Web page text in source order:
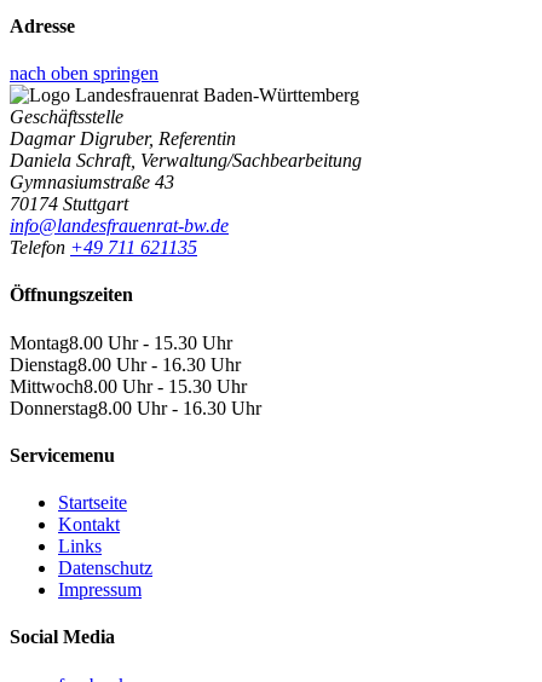
Adresse
nach oben springen
Geschäftsstelle
Dagmar Digruber, Referentin
Daniela Schraft, Verwaltung/Sachbearbeitung
Gymnasiumstraße 43
70174 Stuttgart
info@landesfrauenrat-bw.de
Telefon +49 711 621135
Öffnungszeiten
Montag8.00 Uhr - 15.30 Uhr
Dienstag8.00 Uhr - 16.30 Uhr
Mittwoch8.00 Uhr - 15.30 Uhr
Donnerstag8.00 Uhr - 16.30 Uhr
Servicemenu
Startseite
Kontakt
Links
Datenschutz
Impressum
Social Media